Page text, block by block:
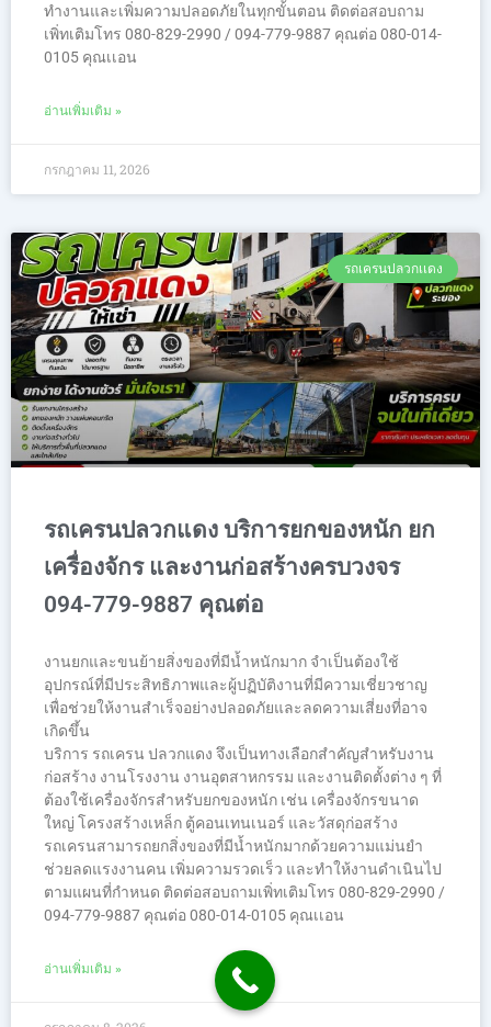
ทำงานและเพิ่มความปลอดภัยในทุกขั้นตอน ติดต่อสอบถาม
เพิ่ทเติมโทร 080-829-2990 / 094-779-9887 คุณต่อ 080-014-
0105 คุณเเอน
อ่านเพิ่มเติม »
กรกฎาคม 11, 2026
รถเครนปลวกเเดง
รถเครนปลวกแดง บริการยกของหนัก ยก
เครื่องจักร และงานก่อสร้างครบวงจร
094-779-9887 คุณต่อ
งานยกและขนย้ายสิ่งของที่มีน้ำหนักมาก จำเป็นต้องใช้
อุปกรณ์ที่มีประสิทธิภาพและผู้ปฏิบัติงานที่มีความเชี่ยวชาญ
เพื่อช่วยให้งานสำเร็จอย่างปลอดภัยและลดความเสี่ยงที่อาจ
เกิดขึ้น
บริการ รถเครน ปลวกแดง จึงเป็นทางเลือกสำคัญสำหรับงาน
ก่อสร้าง งานโรงงาน งานอุตสาหกรรม และงานติดตั้งต่าง ๆ ที่
ต้องใช้เครื่องจักรสำหรับยกของหนัก เช่น เครื่องจักรขนาด
ใหญ่ โครงสร้างเหล็ก ตู้คอนเทนเนอร์ และวัสดุก่อสร้าง
รถเครนสามารถยกสิ่งของที่มีน้ำหนักมากด้วยความแม่นยำ
ช่วยลดแรงงานคน เพิ่มความรวดเร็ว และทำให้งานดำเนินไป
ตามแผนที่กำหนด ติดต่อสอบถามเพิ่ทเติมโทร 080-829-2990 /
094-779-9887 คุณต่อ 080-014-0105 คุณเเอน
อ่านเพิ่มเติม »